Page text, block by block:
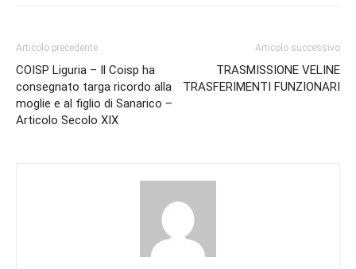
Articolo precedente
COISP Liguria – Il Coisp ha
consegnato targa ricordo alla
moglie e al figlio di Sanarico –
Articolo Secolo XIX
Articolo successivo
TRASMISSIONE VELINE
TRASFERIMENTI FUNZIONARI